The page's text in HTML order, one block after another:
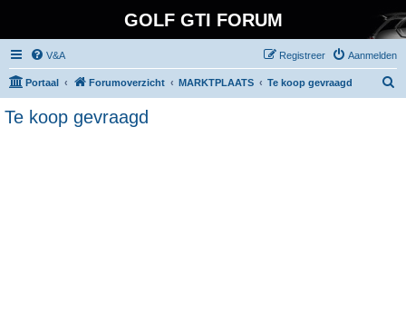
GOLF GTI FORUM
V&A Aanmelden
Registreer
Portaal Forumoverzicht MARKTPLAATS Te koop gevraagd
Te koop gevraagd